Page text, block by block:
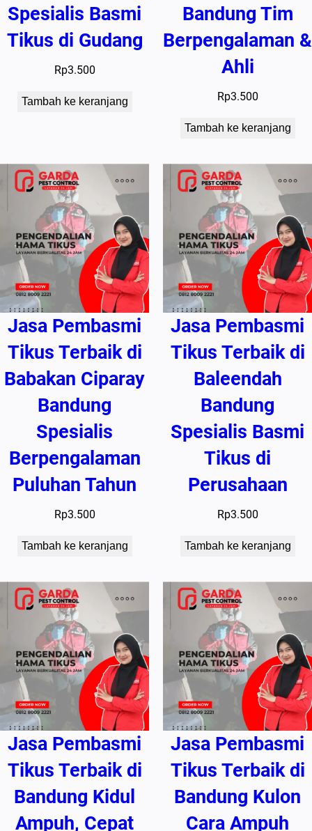
Spesialis Basmi
Tikus di Gudang
Rp3.500
Tambah ke keranjang
Bandung Tim
Berpengalaman &
Ahli
Rp3.500
Tambah ke keranjang
Jasa Pembasmi
Tikus Terbaik di
Babakan Ciparay
Bandung
Spesialis
Berpengalaman
Puluhan Tahun
Rp3.500
Tambah ke keranjang
Jasa Pembasmi
Tikus Terbaik di
Baleendah
Bandung
Spesialis Basmi
Tikus di
Perusahaan
Rp3.500
Tambah ke keranjang
Jasa Pembasmi
Tikus Terbaik di
Bandung Kidul
Ampuh, Cepat
Jasa Pembasmi
Tikus Terbaik di
Bandung Kulon
Cara Ampuh